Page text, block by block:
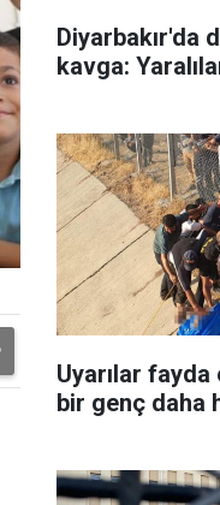
Diyarbakır'da
kavga:
Uyarılar fayda
bir genç daha